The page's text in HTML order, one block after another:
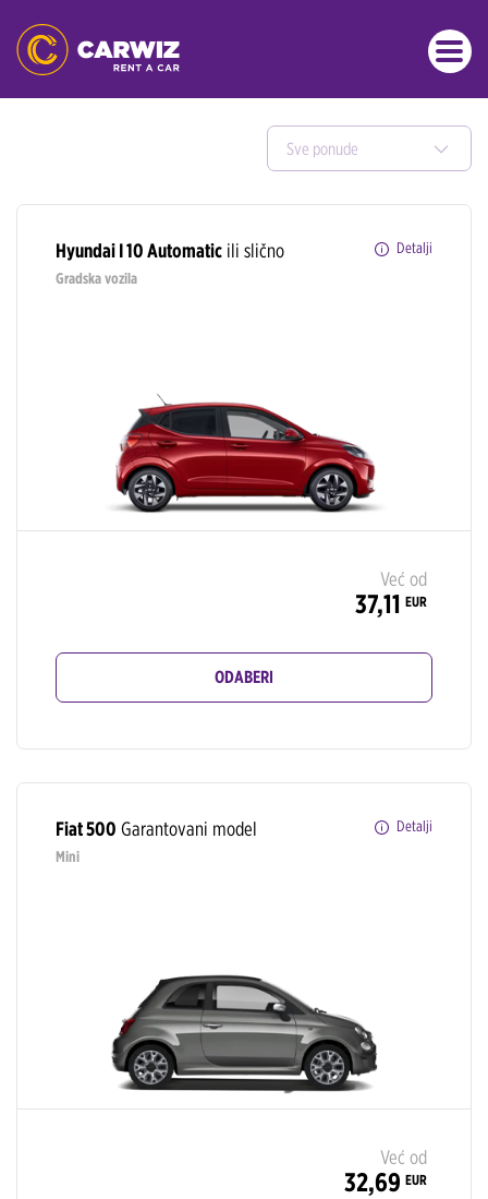
Sve ponude
Hyundai I 10 Automatic ili slično
Detalji
Gradska vozila
Već od
37,11 EUR
ODABERI
Fiat 500 Garantovani model
Detalji
Mini
Već od
32,69 EUR